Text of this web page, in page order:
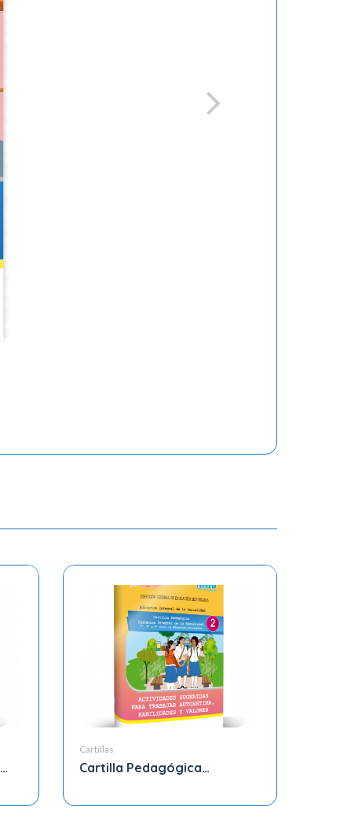
Cartillas
Cartilla Pedagógica
Sexualidad 7mo, 8vo y 9no